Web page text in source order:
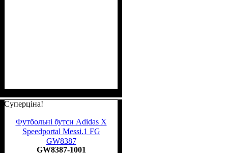
Суперціна!
Футбольні бутси Adidas X
Speedportal Messi.1 FG
GW8387
GW8387-1001